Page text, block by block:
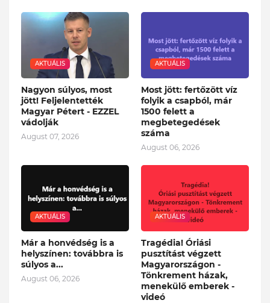
AKTUÁLIS
Nagyon súlyos, most
jött! Feljelentették
Magyar Pétert - EZZEL
vádolják
August 07, 2026
AKTUÁLIS
Most jött: fertőzött víz
folyik a csapból, már
1500 felett a
megbetegedések
száma
August 06, 2026
AKTUÁLIS
Már a honvédség is a
helyszínen: továbbra is
súlyos a...
August 06, 2026
AKTUÁLIS
Tragédia! Óriási
pusztítást végzett
Magyarországon -
Tönkrement házak,
menekülő emberek -
videó